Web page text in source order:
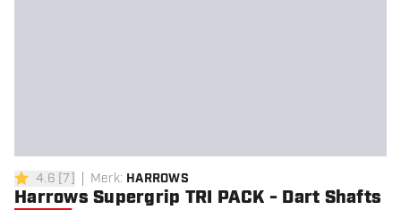
4.6 score sterren
4.6 [7] Merk: HARROWS
Harrows Supergrip TRI PACK - Dart Shafts